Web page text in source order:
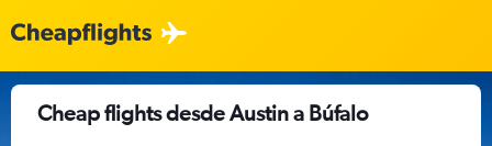
Cheap flights desde Austin a Búfalo